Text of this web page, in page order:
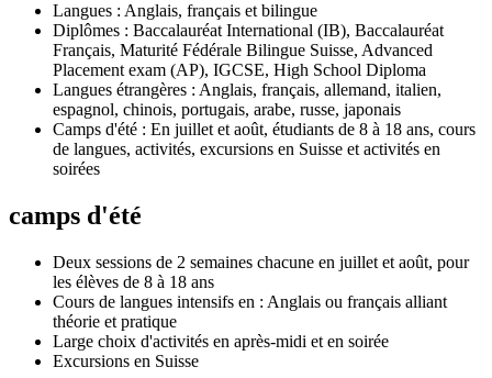
Langues : Anglais, français et bilingue
Diplômes : Baccalauréat International (IB), Baccalauréat
Français, Maturité Fédérale Bilingue Suisse, Advanced
Placement exam (AP), IGCSE, High School Diploma
Langues étrangères : Anglais, français, allemand, italien,
espagnol, chinois, portugais, arabe, russe, japonais
Camps d'été : En juillet et août, étudiants de 8 à 18 ans, cours
de langues, activités, excursions en Suisse et activités en
soirées
camps d'été
Deux sessions de 2 semaines chacune en juillet et août, pour
les élèves de 8 à 18 ans
Cours de langues intensifs en : Anglais ou français alliant
théorie et pratique
Large choix d'activités en après-midi et en soirée
Excursions en Suisse